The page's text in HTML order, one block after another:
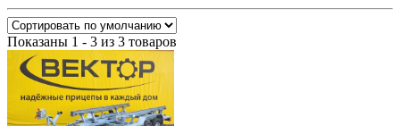
Показаны 1 - 3 из 3 товаров